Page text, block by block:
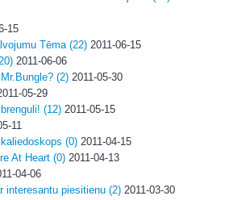
15
Tēma (22) 2011-06-15
2011-06-06
(2) 2011-05-30
05-29
(12) 2011-05-15
11
(0) 2011-04-15
At Heart (0) 2011-04-13
04-06
interesantu piesitienu (2) 2011-03-30